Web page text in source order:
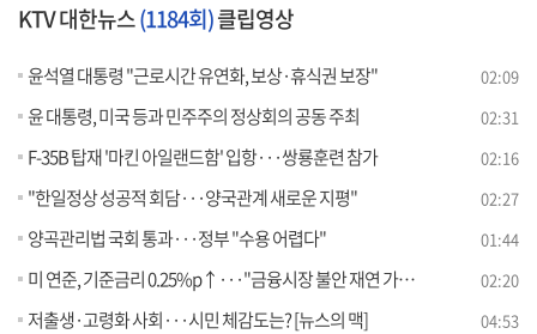
KTV 대한뉴스(1184회)클립영상
윤석열 대통령 "근로시간 유연화, 보상·휴식권 보장" 02:09
윤 대통령, 미국 등과 민주주의 정상회의 공동 주최 02:31
F-35B 탑재 '마킨 아일랜드함' 입항···쌍룡훈련 참가 02:16
"한일정상 성공적 회담···양국관계 새로운 지평" 02:27
양곡관리법 국회 통과···정부 "수용 어렵다" 01:44
미 연준, 기준금리 0.25%p↑···"금융시장 불안 재연 가능성" 02:20
저출생·고령화 사회···시민 체감도는? [뉴스의 맥] 04:53